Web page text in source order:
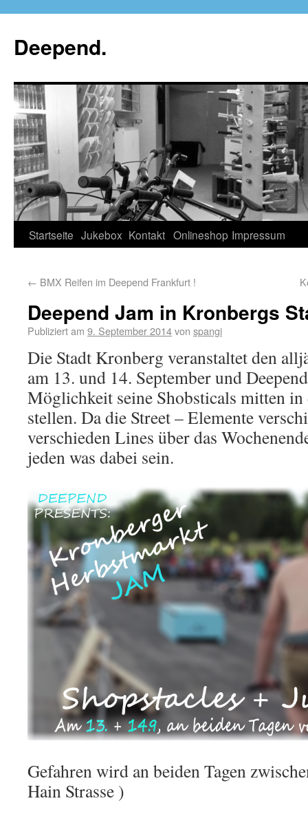
Deepend.
Startseite Jukebox Kontakt Onlineshop Impressum
← BMX Reifen im Deepend Frankfurt !
Deepend Jam in Kronbergs
Publiziert am 9. September 2014von spangi
Die Stadt Kronberg veranstaltet den
am 13. und 14. September und
Möglichkeit seine Shobsticals mitten
stellen. Da die Street – Elemente
verschieden Lines über das
jeden was dabei sein.
Gefahren wird an beiden Tagen
Hain Strasse )